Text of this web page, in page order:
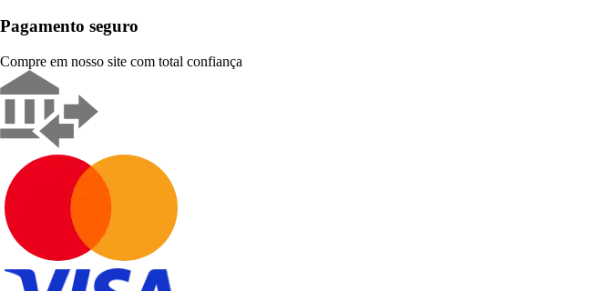
Pagamento seguro
Compre em nosso site com total confiança